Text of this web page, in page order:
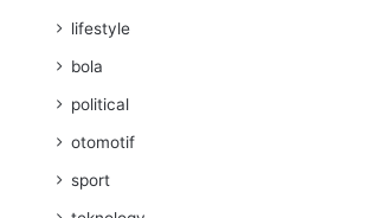
lifestyle
bola
political
otomotif
sport